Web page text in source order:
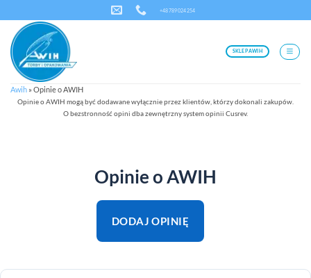
zawartości
+48 789 024 254
SKLEP AWIH
Awih » Opinie o AWIH
Opinie o AWIH mogą być dodawane wyłącznie przez klientów, którzy dokonali zakupów.
O bezstronność opini dba zewnętrzny system opinii Cusrev.
Opinie o AWIH
DODAJ OPINIĘ